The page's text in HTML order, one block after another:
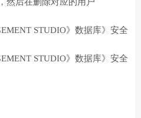
STUDIO》数据库》安全
STUDIO》数据库》安全